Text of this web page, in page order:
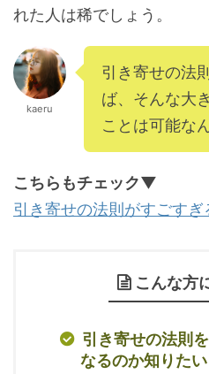
れた人は稀でしょう。
kaeru
引き寄せの法
ば、そんな大
ことは可能な
こちらもチェック▼
引き寄せの法則がすごす
こんな方
引き寄せの法則
なるのか知りたい